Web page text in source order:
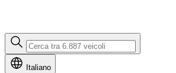
Italiano